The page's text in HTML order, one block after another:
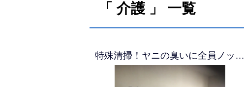
「 介護 」 一覧
特殊清掃！ヤニの臭いに全員ノッ…